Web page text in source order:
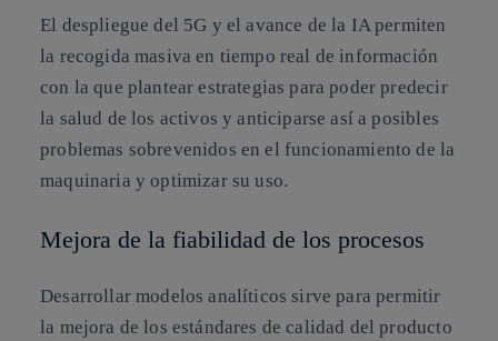
El despliegue del 5G y el avance de la IA permiten
la recogida masiva en tiempo real de información
con la que plantear estrategias para poder predecir
la salud de los activos y anticiparse así a posibles
problemas sobrevenidos en el funcionamiento de la
maquinaria y optimizar su uso.
Mejora de la fiabilidad de los procesos
Desarrollar modelos analíticos sirve para permitir
la mejora de los estándares de calidad del producto